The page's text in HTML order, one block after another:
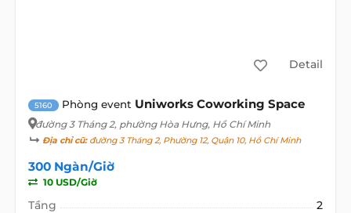
Detail
5160 Phòng event Uniworks Coworking Space
đường 3 Tháng 2, phường Hòa Hưng, Hồ Chí Minh
Địa chỉ cũ:đường 3 Tháng 2, Phường 12, Quận 10, Hồ Chí Minh
300 Ngàn/Giờ
10 USD/Giờ
Tầng
2